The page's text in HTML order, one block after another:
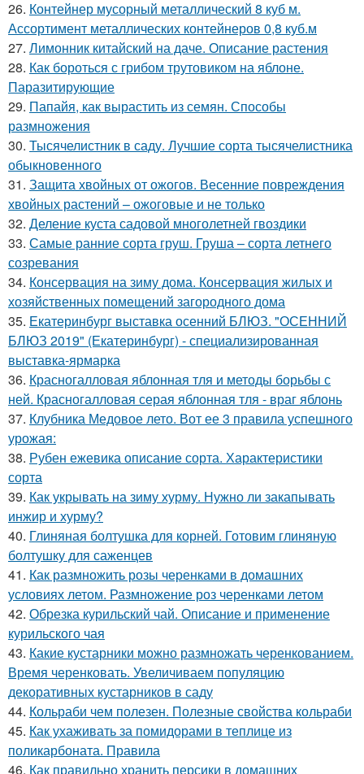
26. Контейнер мусорный металлический 8 куб м.
Ассортимент металлических контейнеров 0,8 куб.м
27. Лимонник китайский на даче. Описание растения
28. Как бороться с грибом трутовиком на яблоне.
Паразитирующие
29. Папайя, как вырастить из семян. Способы
размножения
30. Тысячелистник в саду. Лучшие сорта тысячелистника
обыкновенного
31. Защита хвойных от ожогов. Весенние повреждения
хвойных растений – ожоговые и не только
32. Деление куста садовой многолетней гвоздики
33. Самые ранние сорта груш. Груша – сорта летнего
созревания
34. Консервация на зиму дома. Консервация жилых и
хозяйственных помещений загородного дома
35. Екатеринбург выставка осенний БЛЮЗ. "ОСЕННИЙ
БЛЮЗ 2019" (Екатеринбург) - специализированная
выставка-ярмарка
36. Красногалловая яблонная тля и методы борьбы с
ней. Красногалловая серая яблонная тля - враг яблонь
37. Клубника Медовое лето. Вот ее 3 правила успешного
урожая:
38. Рубен ежевика описание сорта. Характеристики
сорта
39. Как укрывать на зиму хурму. Нужно ли закапывать
инжир и хурму?
40. Глиняная болтушка для корней. Готовим глиняную
болтушку для саженцев
41. Как размножить розы черенками в домашних
условиях летом. Размножение роз черенками летом
42. Обрезка курильский чай. Описание и применение
курильского чая
43. Какие кустарники можно размножать черенкованием.
Время черенковать. Увеличиваем популяцию
декоративных кустарников в саду
44. Кольраби чем полезен. Полезные свойства кольраби
45. Как ухаживать за помидорами в теплице из
поликарбоната. Правила
46. Как правильно хранить персики в домашних